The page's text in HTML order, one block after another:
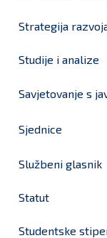
Strategija
Studije i analize
Savjetovanje s
Sjednice
Službeni glasnik
Statut
Studentske